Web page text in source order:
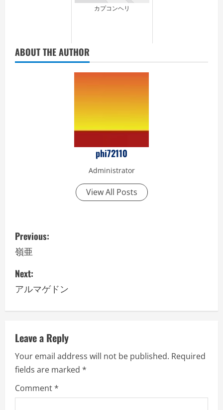
カプコンヘリ
ABOUT THE AUTHOR
phi72110
Administrator
View All Posts
P
o
s
t
n
a
v
i
g
Previous:
嶺亜
Next:
アルマゲドン
Leave a Reply
Your email address will not be published. Required
fields are marked *
Comment*